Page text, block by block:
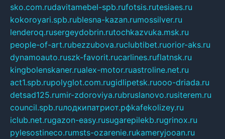
sko.com.rudavitamebel-spb.rufotsis.rutesiaes.ru
kokoroyari.spb.rublesna-kazan.rumossilver.ru
lenderoq.rusergeydobrin.rutochkazvuka.msk.ru
people-of-art.rubezzubova.ruclubtibet.ruorior-aks.ru
dynamoauto.ruszk-favorit.rucarlines.ruflatnsk.ru
kingbolenskaner.rualex-motor.ruastroline.net.ru
act1.spb.rupolyglot.com.rugidlipetsk.ruooo-driada.ru
detsad125.rumir-zdoroviya.rubruslanovo.rusiterem.ru
council.spb.ruлодкипатриот.рфkafekolizey.ru
iclub.net.rugazon-easy.rusugarepilekb.rugrinox.ru
pylesostineco.rumsts-ozarenie.rukameryjooan.ru